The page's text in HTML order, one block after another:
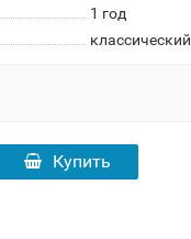
1 год
классический
Купить